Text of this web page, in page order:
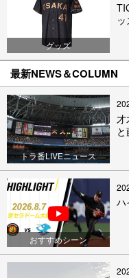
グッズ
最新NEWS＆COLUMN
トラ番LIVEニュース
才
おすすめシーン
ハ